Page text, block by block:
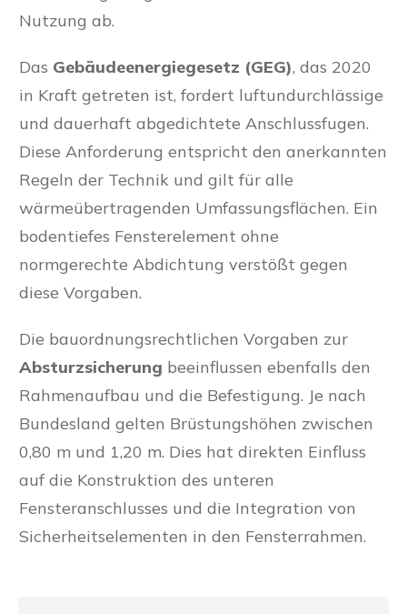
Nutzung ab.
Das Gebäudeenergiegesetz (GEG), das 2020
in Kraft getreten ist, fordert luftundurchlässige
und dauerhaft abgedichtete Anschlussfugen.
Diese Anforderung entspricht den anerkannten
Regeln der Technik und gilt für alle
wärmeübertragenden Umfassungsflächen. Ein
bodentiefes Fensterelement ohne
normgerechte Abdichtung verstößt gegen
diese Vorgaben.
Die bauordnungsrechtlichen Vorgaben zur
Absturzsicherung beeinflussen ebenfalls den
Rahmenaufbau und die Befestigung. Je nach
Bundesland gelten Brüstungshöhen zwischen
0,80 m und 1,20 m. Dies hat direkten Einfluss
auf die Konstruktion des unteren
Fensteranschlusses und die Integration von
Sicherheitselementen in den Fensterrahmen.